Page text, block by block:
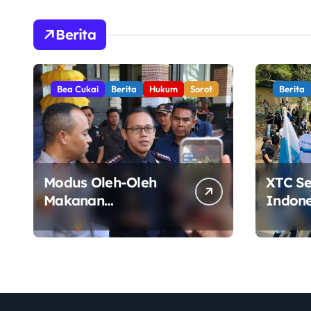
Berita
Bea Cukai Berita Hukum Sorot
Modus Oleh-Oleh
Makanan
Terbongkar, Bea
Cukai Ngurah Rai
Kilogram Ganja Asal
Berita
XTC
Gelar